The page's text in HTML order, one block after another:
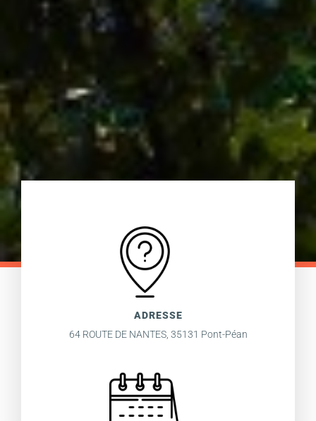
ADRESSE
64 ROUTE DE NANTES, 35131 Pont-Péan